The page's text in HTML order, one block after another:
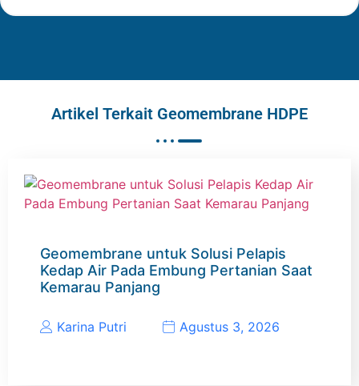
Artikel Terkait Geomembrane HDPE
Geomembrane untuk Solusi Pelapis
Kedap Air Pada Embung Pertanian Saat
Kemarau Panjang
Karina Putri Agustus 3, 2026